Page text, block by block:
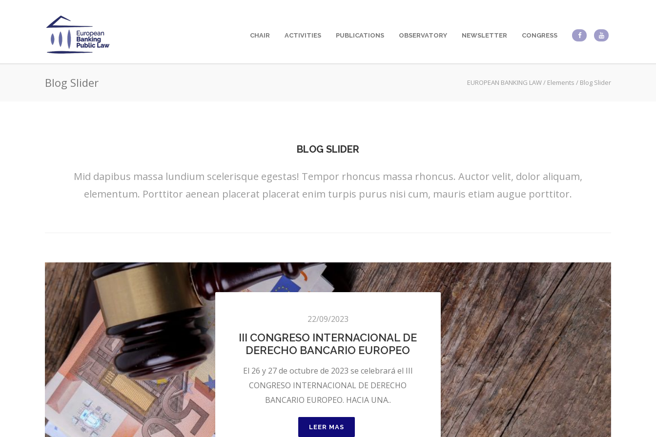
CHAIR ACTIVITIES PUBLICATIONS OBSERVATORY NEWSLETTER CONGRESS
Blog Slider EUROPEAN BANKING LAW/ Elements / Blog Slider
BLOG SLIDER
Mid dapibus massa lundium scelerisque egestas! Tempor rhoncus massa rhoncus. Auctor velit, dolor aliquam,
elementum. Porttitor aenean placerat placerat enim turpis purus nisi cum, mauris etiam augue porttitor.
22/09/2023
III CONGRESO INTERNACIONAL DE
DERECHO BANCARIO EUROPEO
El 26 y 27 de octubre de 2023 se celebrará el III
CONGRESO INTERNACIONAL DE DERECHO
BANCARIO EUROPEO. HACIA UNA..
LEER MAS